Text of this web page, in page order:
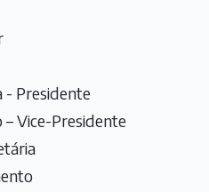
- Presidente
Vice-Presidente